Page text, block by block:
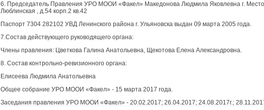
6. Председатель Правления УРО МООИ «Факел» Македонова Людмила Яковлевна г. Место
Люблинская , д.54 корп.2 кв.42
Паспорт 7304 282102 УВД Ленинского района г. Ульяновска выдан 09 марта 2005 года.
7.Состав действующего руководящего органа:
Члены правления: Цветкова Галина Анатольевна, Щекотова Елена Александровна.
8. Состав контрольно-ревизионного органа:
Елисеева Людмила Анатольевна
Общее собрание УРО МООИ «Факел» - 15 марта 2017 года.
Заседания правления УРО МООИ «Факел» - 20.02.2017; 26.04.2017; 24.08.2017г.;